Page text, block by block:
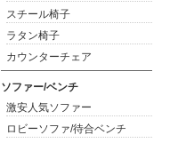
スチール椅子
ラタン椅子
カウンターチェア
ソファー/ベンチ
激安人気ソファー
ロビーソファ/待合ベンチ